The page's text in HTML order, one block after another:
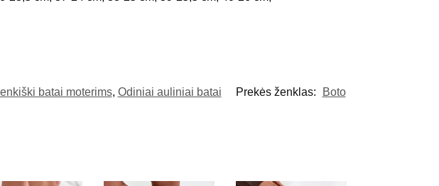
batai moterims, Odiniai auliniai batai Prekės ženklas: Boto